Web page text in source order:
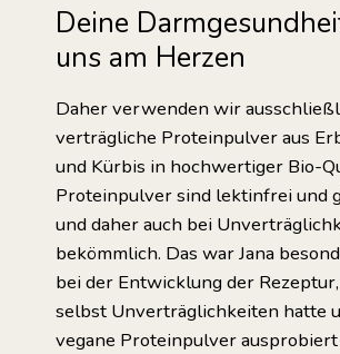
Deine
uns am Herzen
Daher verwenden wir
verträgliche Proteinpulver aus
und Kürbis in hochwertiger Bio-
Proteinpulver sind lektinfrei und
und daher auch bei
bekömmlich. Das war Jana
bei der Entwicklung der Rezeptur,
selbst Unverträglichkeiten hatte
vegane Proteinpulver ausprobiert